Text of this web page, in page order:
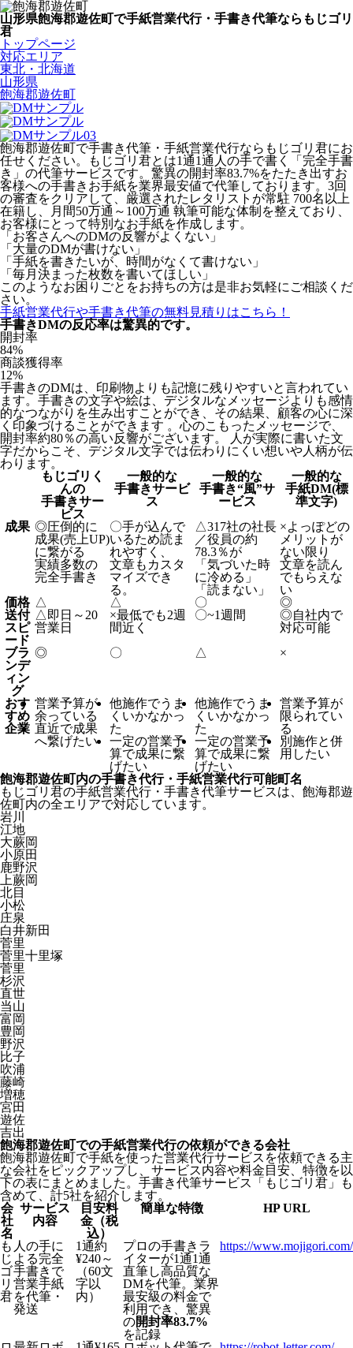
山形県飽海郡遊佐町で手紙営業代行・手書き代筆ならもじゴリ
君
トップページ
対応エリア
東北・北海道
山形県
飽海郡遊佐町
飽海郡遊佐町で手書き代筆・手紙営業代行ならもじゴリ君にお
任せください。もじゴリ君とは1通1通人の手で書く「完全手書
き」の代筆サービスです。驚異の開封率83.7%をたたき出すお
客様への手書きお手紙を業界最安値で代筆しております。3回
の審査をクリアして、厳選されたレタリストが常駐 700名以上
在籍し、月間50万通～100万通 執筆可能な体制を整えており、
お客様にとって特別なお手紙を作成します。
「お客さんへのDMの反響がよくない」
「大量のDMが書けない」
「手紙を書きたいが、時間がなくて書けない」
「毎月決まった枚数を書いてほしい」
このようなお困りごとをお持ちの方は是非お気軽にご相談くだ
さい。
手紙営業代行や手書き代筆の無料見積りはこちら！
手書きDMの反応率は驚異的です。
開封率
84%
商談獲得率
12%
手書きのDMは、印刷物よりも記憶に残りやすいと言われてい
ます。手書きの文字や絵は、デジタルなメッセージよりも感情
的なつながりを生み出すことができ、その結果、顧客の心に深
く印象づけることができます 。心のこもったメッセージで、
開封率約80％の高い反響がございます。 人が実際に書いた文
字だからこそ、デジタル文字では伝わりにくい想いや人柄が伝
わります。
もじゴリく
んの
手書きサー
ビス
一般的な
手書きサービ
ス
一般的な
手書き“風”サ
ービス
一般的な
手紙DM(標
準文字)
成果 ◎圧倒的に
成果(売上UP)
に繋がる
実績多数の
完全手書き
〇手が込んで
いるため読ま
れやすく、
文章もカスタ
マイズでき
る。
△317社の社長
／役員の約
78.3％が
「気づいた時
に冷める」
「読まない」
×よっぽどの
メリットが
ない限り
文章を読ん
でもらえな
い
価格 △ △ 〇
◎
送付
スピ
ード
△ 即日～20
営業日
×最低でも2週
間近く
〇~1週間 ◎自社内で
対応可能
ブラ
ンデ
ィン
グ
◎ 〇 △ ×
おす
すめ
企業
営業予算が
余っている
直近で成果
へ繋げたい
他施作でうま
くいかなかっ
た
一定の営業予
算で成果に繋
げたい
他施作でうま
くいかなかっ
た
一定の営業予
算で成果に繋
げたい
営業予算が
限られてい
る
別施作と併
用したい
飽海郡遊佐町内の手書き代行・手紙営業代行可能町名
もじゴリ君の手紙営業代行・手書き代筆サービスは、飽海郡遊
佐町内の全エリアで対応しています。
岩川
江地
大蕨岡
小原田
鹿野沢
上蕨岡
北目
小松
庄泉
白井新田
菅里
菅里十里塚
菅里
杉沢
直世
当山
富岡
豊岡
野沢
比子
吹浦
藤崎
増穂
宮田
遊佐
吉出
飽海郡遊佐町での手紙営業代行の依頼ができる会社
飽海郡遊佐町で手紙を使った営業代行サービスを依頼できる主
な会社をピックアップし、サービス内容や料金目安、特徴を以
下の表にまとめました。手書き代筆サービス「もじゴリ君」も
含めて、計5社を紹介します。
会
社
名
サービス
内容
目安料
金（税
込）
簡単な特徴 HP URL
も
じ
ゴ
リ
君
人の手に
よる完全
手書きで
営業手紙
を代筆・
発送
1通約
¥240～
（60文
字以
内）
プロの手書きラ
イターが1通1通
直筆し高品質な
DMを代筆。業界
最安級の料金で
利用でき、驚異
の開封率83.7%
を記録
https://www.mojigori.com/